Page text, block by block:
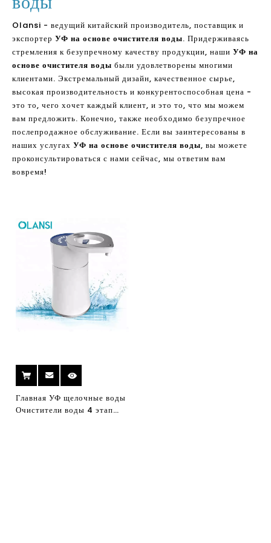
Olansi - ведущий китайский производитель, поставщик и
экспортер УФ на основе очистителя воды. Придерживаясь
стремления к безупречному качеству продукции, наши УФ на
основе очистителя воды были удовлетворены многими
клиентами. Экстремальный дизайн, качественное сырье,
высокая производительность и конкурентоспособная цена -
это то, чего хочет каждый клиент, и это то, что мы можем
вам предложить. Конечно, также необходимо безупречное
послепродажное обслуживание. Если вы заинтересованы в
наших услугах УФ на основе очистителя воды, вы можете
проконсультироваться с нами сейчас, мы ответим вам
вовремя!
Главная УФ щелочные воды
Очистители воды 4 этап